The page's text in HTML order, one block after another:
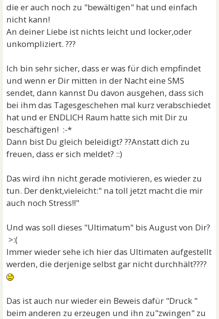
die er auch noch zu "bewältigen" hat und einfach
nicht kann!
An deiner Liebe ist nichts leicht und locker,oder
unkompliziert. ???
Ich bin sehr sicher, dass er was für dich empfindet
und wenn er Dir mitten in der Nacht eine SMS
sendet, dann kannst Du davon ausgehen, dass sich
bei ihm das Tagesgeschehen mal kurz verabschiedet
hat und er ENDLICH Raum hatte sich mit Dir zu
beschäftigen! :-*
Dann bist Du gleich beleidigt? ??Anstatt dich zu
freuen, dass er sich meldet? ::)
Das wird ihn nicht gerade motivieren, es wieder zu
tun. Der denkt,vieleicht:" na toll jetzt macht die mir
auch noch Stress!!"
Und was soll dieses "Ultimatum" bis August von Dir?
>:(
Immer wieder sehe ich hier das Ultimaten aufgestellt
werden, die derjenige selbst gar nicht durchhält????
Das ist auch nur wieder ein Beweis dafür "Druck "
beim anderen zu erzeugen und ihn zu"zwingen" zu